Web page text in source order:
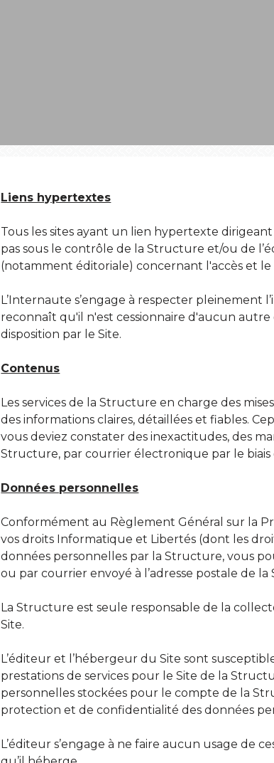
Liens hypertextes
Tous les sites ayant un lien hypertexte
pas sous le contrôle de la Structure et/ou de
(notamment éditoriale) concernant l'accès et le
L’Internaute s’engage à respecter pleinement
reconnaît qu'il n'est cessionnaire d'aucun
disposition par le Site.
Contenus
Les services de la Structure en charge des
des informations claires, détaillées et fiables.
vous deviez constater des inexactitudes, des
Structure, par courrier électronique par le
Données personnelles
Conformément au Règlement Général sur la
vos droits Informatique et Libertés (dont les
données personnelles par la Structure, vous
ou par courrier envoyé à l’adresse postale de
La Structure est seule responsable de la
Site.
L’éditeur et l’hébergeur du Site sont
prestations de services pour le Site de la
personnelles stockées pour le compte de la
protection et de confidentialité des données
L’éditeur s’engage à ne faire aucun usage de